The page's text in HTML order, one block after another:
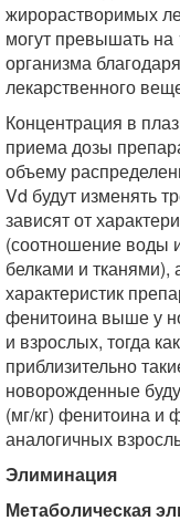
жирорастворимых
могут превышать
организма
лекарственного
Концентрация в
приема дозы
объему
Vd будут изменять
зависят от
(соотношение воды
белками и тканями),
характеристик
фенитоина выше у
и взрослых, тогда
приблизительно
новорожденные
(мг/кг) фенитоина и
аналогичных
Элиминация
Метаболическая